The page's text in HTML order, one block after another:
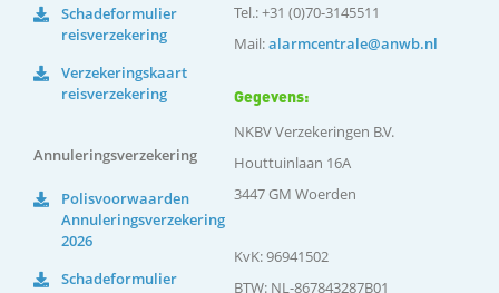
Schadeformulier
reisverzekering
Verzekeringskaart
reisverzekering
Annuleringsverzekering
Polisvoorwaarden
Annuleringsverzekering
2026
Schadeformulier
Tel.: +31 (0)70-3145511
Mail:alarmcentrale@anwb.nl
Gegevens:
NKBV Verzekeringen B.V.
Houttuinlaan 16A
3447 GM Woerden
KvK: 96941502
BTW: NL-867843287B01